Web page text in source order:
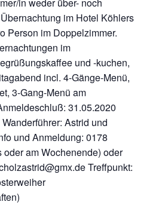
in weder über- noch
im Hotel Köhlers
Person im Doppelzimmer.
im
und -kuchen,
incl. 4-Gänge-Menü,
3-Gang-Menü am
31.05.2020
Astrid und
und Anmeldung: 0178
am Wochenende) oder
Treffpunkt: